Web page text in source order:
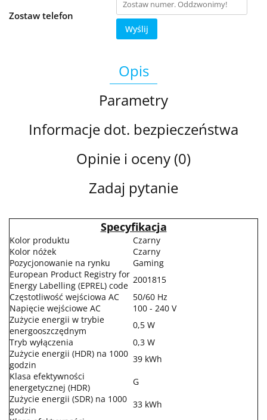
Zostaw telefon
Wyślij
Opis
Parametry
Informacje dot. bezpieczeństwa
Opinie i oceny (0)
Zadaj pytanie
Specyfikacja
Kolor produktu
Czarny
Kolor nóżek
Czarny
Pozycjonowanie na rynku
Gaming
European Product Registry for
Energy Labelling (EPREL) code
2001815
Częstotliwość wejściowa AC
50/60 Hz
Napięcie wejściowe AC
100 - 240 V
Zużycie energii w trybie
energooszczędnym
0,5 W
Tryb wyłączenia
0,3 W
Zużycie energii (HDR) na 1000
godzin
39 kWh
Klasa efektywności
energetycznej (HDR)
G
Zużycie energii (SDR) na 1000
godzin
33 kWh